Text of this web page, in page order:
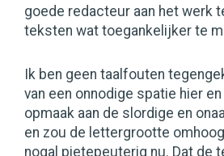
goede redacteur aan het werk
teksten wat toegankelijker te
Ik ben geen taalfouten
van een onnodige spatie hier
opmaak aan de slordige en
en zou de lettergrootte
nogal pietepeuterig nu. Dat de